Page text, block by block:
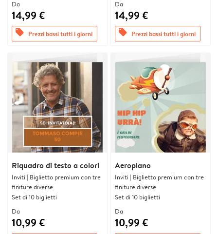
Da
14,99 €
offers Prezzi bassi tutti i giorni
Da
14,99 €
offers Prezzi bassi tutti i giorni
Riquadro di testo a colori
Inviti | Biglietto premium con tre
finiture diverse
Set di 10 biglietti
Da
10,99 €
Aeroplano
Inviti | Biglietto premium con tre
finiture diverse
Set di 10 biglietti
Da
10,99 €